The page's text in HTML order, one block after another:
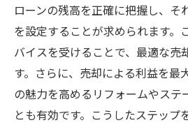
ローンの残高を正確に把握し、そ
を設定することが求められます。
バイスを受けることで、最適な売
す。さらに、売却による利益を最
の魅力を高めるリフォームやステ
とも有効です。こうしたステップ